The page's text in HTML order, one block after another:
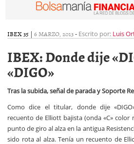
IBEX 35 | 6 MARZO, 2013- Escrito por: Luis
IBEX: Donde dije
«DIGO»
Tras la subida, señal de parada y Soporte
Como dice el titular, donde dije
recuento de Elliott bajista (onda «C» color
punto de giro al alza en la antigua
sido rota al alza. Tenía un recuento de